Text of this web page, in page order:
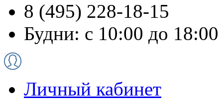
8 (495) 228-18-15
Будни: с 10:00 до 18:00
Личный кабинет